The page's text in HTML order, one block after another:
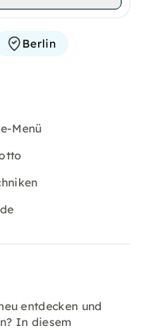
Berlin
Menü
entdecken und
In diesem